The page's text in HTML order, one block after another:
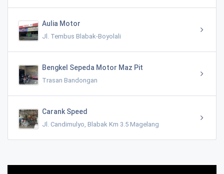
Aulia Motor
Jl. Tembus Blabak-Boyolali
Bengkel Sepeda Motor Maz Pit
Trasan Bandongan
Carank Speed
Jl. Candimulyo, Blabak Km 3.5 Magelang